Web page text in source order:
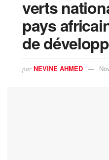
verts
pays
de
par NEVINE AHMED